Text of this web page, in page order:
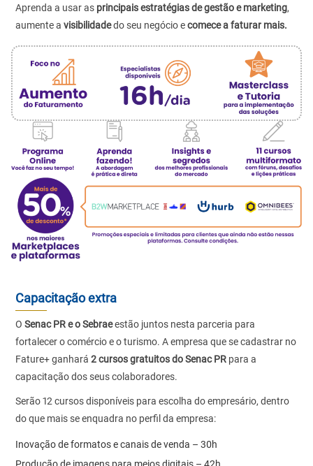
Aprenda a usar as principais estratégias de gestão e marketing,
aumente avisibilidadedo seu negócio ecomece a faturar mais.
Capacitação extra
OSenac PR e o Sebraeestão juntos nesta parceria para
fortalecer o comércio e o turismo. A empresa que se cadastrar no
Fature+ ganhará2 cursos gratuitos do Senac PR para a
capacitação dos seus colaboradores.
Serão 12 cursos disponíveis para escolha do empresário, dentro
do que mais se enquadra no perfil da empresa:
Inovação de formatos e canais de venda – 30h